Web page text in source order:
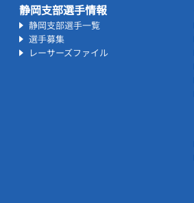
静岡支部選手情報
静岡支部選手一覧
選手募集
レーサーズファイル